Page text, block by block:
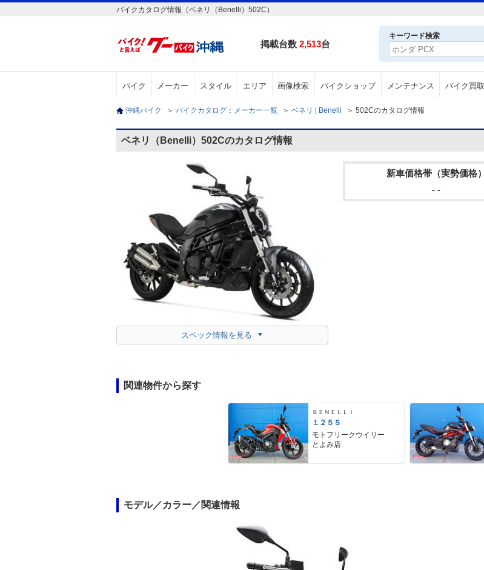
バイクカタログ情報（ベネリ（Benelli）502C）
掲載台数 2,513台
キーワード検索
バイク メーカー スタイル エリア 画像検索 バイクショップ メンテナンス バイク買取
沖縄バイク ＞ バイクカタログ：メーカー一覧 ＞ ベネリ | Benelli ＞ 502Cのカタログ情報
ベネリ（Benelli）502Cのカタログ情報
スペック情報を見る
新車価格帯（実勢価格）
- -
関連物件から探す
ＢＥＮＥＬＬＩ
１２５Ｓ
モトフリークウイリー
とよみ店
モデル／カラー／関連情報